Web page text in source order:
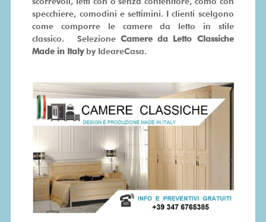
specchiere, comodini e settimini. I clienti scelgono
come comporre le camere da letto in stile
classico. Selezione Camere da Letto Classiche
Made in Italyby IdeareCasa.